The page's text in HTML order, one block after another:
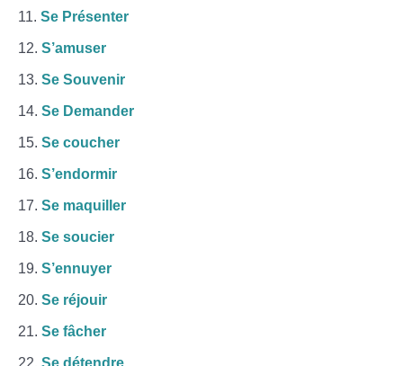
Se Présenter
S’amuser
Se Souvenir
Se Demander
Se coucher
S’endormir
Se maquiller
Se soucier
S’ennuyer
Se réjouir
Se fâcher
Se détendre